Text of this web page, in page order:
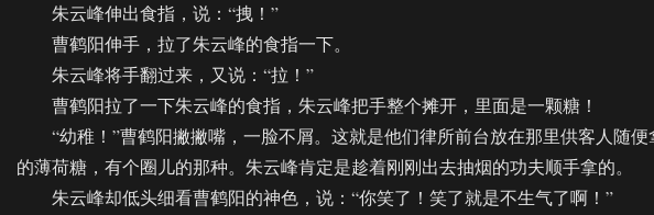
朱云峰伸出食指，说：“拽！”
曹鹤阳伸手，拉了朱云峰的食指一下。
朱云峰将手翻过来，又说：“拉！”
曹鹤阳拉了一下朱云峰的食指，朱云峰把手整个摊开，里面是一颗糖！
“幼稚！”曹鹤阳撇撇嘴，一脸不屑。这就是他们律所前台放在那里供客人随便
的薄荷糖，有个圈儿的那种。朱云峰肯定是趁着刚刚出去抽烟的功夫顺手拿的。
朱云峰却低头细看曹鹤阳的神色，说：“你笑了！笑了就是不生气了啊！”